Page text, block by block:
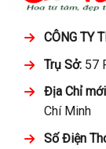
CÔNG TY
Trụ Sở: 57
Địa Chỉ mới
Chí Minh
Số Điện